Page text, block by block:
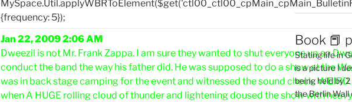
{frequency: 5});
Jan 22, 2009 2:06 AM
Dweezil is not Mr. Frank Zappa. I am sure they wanted to shut everyone up so
conduct the band the way his father did. He was supposed to do a show at the
was in back stage camping for the event and witnessed the sound check.
when A HUGE rolling cloud of thunder and lightening doused the show with
Book 📕
Stating life in
is a picture I
being held by
the Berlin Wall